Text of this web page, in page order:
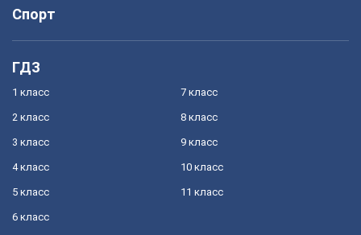
Спорт
ГДЗ
1 класс
2 класс
3 класс
4 класс
5 класс
6 класс
7 класс
8 класс
9 класс
10 класс
11 класс